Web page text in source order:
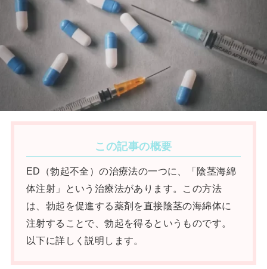
この記事の概要
ED（勃起不全）の治療法の一つに、「陰茎海綿
体注射」という治療法があります。この方法
は、勃起を促進する薬剤を直接陰茎の海綿体に
注射することで、勃起を得るというものです。
以下に詳しく説明します。